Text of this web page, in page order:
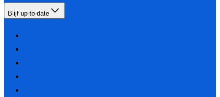
Blijf up-to-date